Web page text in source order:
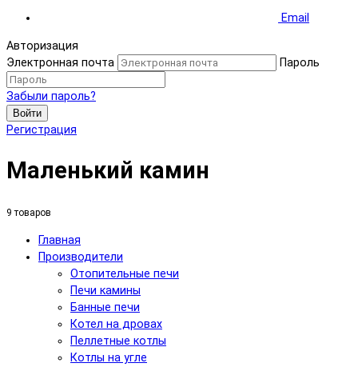
Email
Авторизация
Электронная почта
Пароль
Забыли пароль?
Войти
Регистрация
Маленький камин
9 товаров
Главная
Производители
Отопительные печи
Печи камины
Банные печи
Котел на дровах
Пеллетные котлы
Котлы на угле